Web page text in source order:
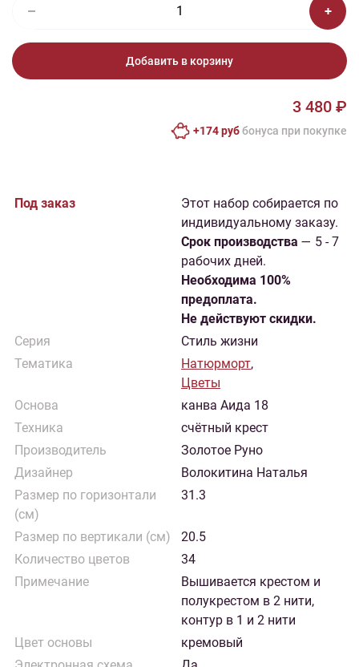
Добавить в корзину
3 480 ₽
+174 руббонусa при покупке
Под заказ
Этот набор собирается по
индивидуальному заказу.
Cрок производства — 5 - 7
рабочих дней.
Необходима 100%
предоплата.
Не действуют скидки.
Серия
Стиль жизни
Тематика
Натюрморт,
Цветы
Основа
канва Аида 18
Техника
счётный крест
Производитель
Золотое Руно
Дизайнер
Волокитина Наталья
Размер по горизонтали
(см)
31.3
Размер по вертикали (см)
20.5
Количество цветов
34
Примечание
Вышивается крестом и
полукрестом в 2 нити,
контур в 1 и 2 нити
Цвет основы
кремовый